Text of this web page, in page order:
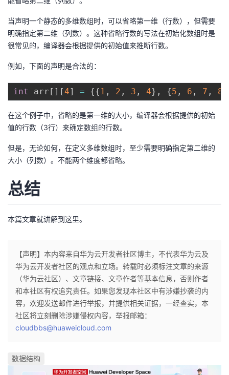
当声明一个静态的多维数组时，可以省略第一维（行数），但需要
明确指定第二维（列数）。这种省略行数的写法在初始化数组时是
很常见的，编译器会根据提供的初始值来推断行数。
例如，下面的声明是合法的：
int arr [ ] [4] = {{ 1 , 2 , 3 , 4} , {5 , 6 , 7 , 8
在这个例子中，省略的是第一维的大小，编译器会根据提供的初始
值的行数（3行）来确定数组的行数。
但是，无论如何，在定义多维数组时，至少需要明确指定第二维的
大小（列数）。不能两个维度都省略。
总结
本篇文章就讲解到这里。
【声明】本内容来自华为云开发者社区博主，不代表华为云及
华为云开发者社区的观点和立场。转载时必须标注文章的来源
（华为云社区）、文章链接、文章作者等基本信息，否则作者
和本社区有权追究责任。如果您发现本社区中有涉嫌抄袭的内
容，欢迎发送邮件进行举报，并提供相关证据，一经查实，本
社区将立刻删除涉嫌侵权内容，举报邮箱：
cloudbbs@huaweicloud.com
数据结构